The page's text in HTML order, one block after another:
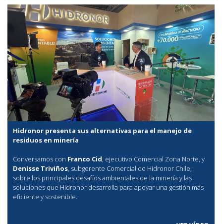
Hidronor presenta sus alternativas para el manejo de
residuos en minería
Conversamos con Franco Cid, ejecutivo Comercial Zona Norte, y
Denisse Triviños, subgerente Comercial de Hidronor Chile,
sobre los principales desafíos ambientales de la minería y las
soluciones que Hidronor desarrolla para apoyar una gestión más
eficiente y sostenible.